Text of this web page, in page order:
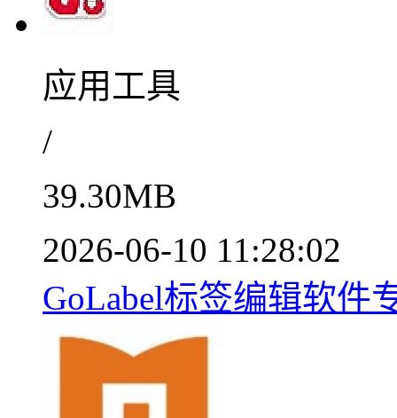
应用工具
/
39.30MB
2026-06-10 11:28:02
GoLabel标签编辑软件